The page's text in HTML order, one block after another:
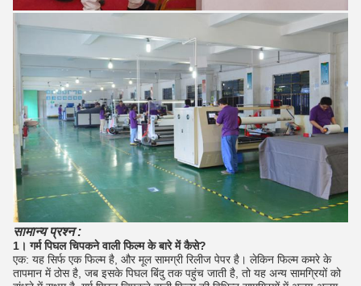
सामान्य प्रश्न :
1। गर्म पिघल चिपकने वाली फिल्म के बारे में कैसे?
एक: यह सिर्फ एक फिल्म है, और मूल सामग्री रिलीज पेपर है। लेकिन फिल्म कमरे के
तापमान में ठोस है, जब इसके पिघल बिंदु तक पहुंच जाती है, तो यह अन्य सामग्रियों को